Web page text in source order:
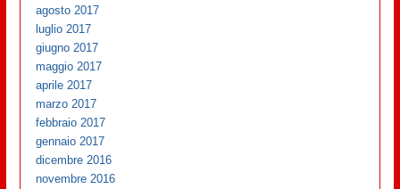
agosto 2017
luglio 2017
giugno 2017
maggio 2017
aprile 2017
marzo 2017
febbraio 2017
gennaio 2017
dicembre 2016
novembre 2016